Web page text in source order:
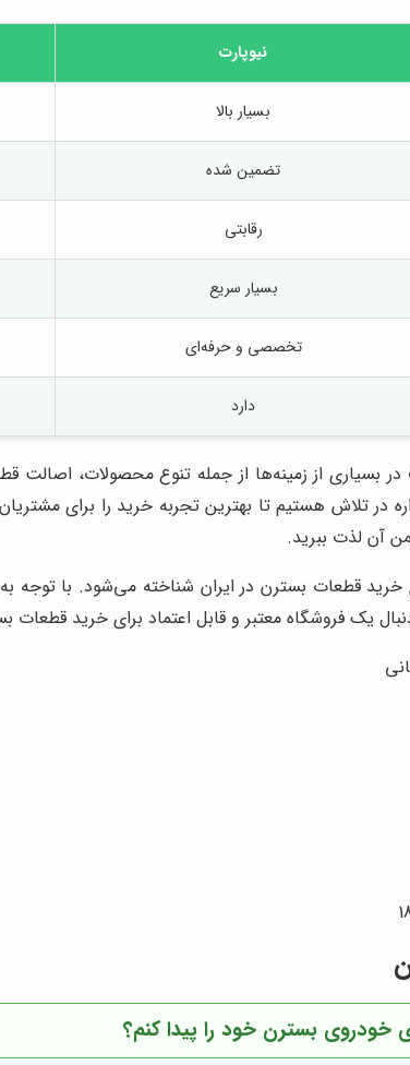
نیوپارت
بسیار بالا
تضمین شده
رقابتی
بسیار سریع
تخصصی و حرفه‌ای
دارد
در بسیاری از زمینه‌ها از جمله تنوع محصولات،
تلاش هستیم تا بهترین تجربه خرید را برای
آن لذت ببرید.
خرید قطعات بسترن در ایران شناخته می‌شود. با
یک فروشگاه معتبر و قابل اعتماد برای خرید قطعات
بسترن خود را پیدا کنم؟